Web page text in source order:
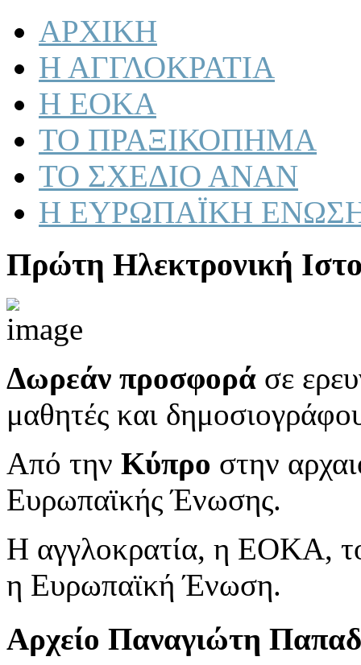
ΑΡΧΙΚΗ
Η ΑΓΓΛΟΚΡΑΤΙΑ
Η ΕΟΚΑ
ΤΟ ΠΡΑΞΙΚΟΠΗΜΑ
ΤΟ ΣΧΕΔΙΟ ΑΝΑΝ
Η ΕΥΡΩΠΑΪΚΗ
Πρώτη Ηλεκτρονική
Δωρεάν προσφορά σε
μαθητές και
Από την Κύπρο στην
Ευρωπαϊκής Ένωσης.
Η αγγλοκρατία, η ΕΟΚΑ,
η Ευρωπαϊκή Ένωση.
Αρχείο Παναγιώτη